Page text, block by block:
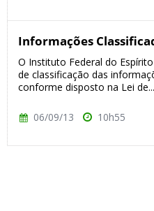
Informações
O Instituto Federal do
de classificação das
conforme disposto na Lei de...
06/09/13 10h55